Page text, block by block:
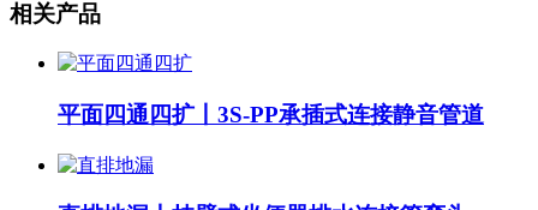
相关产品
平面四通四扩丨3S-PP承插式连接静音管道